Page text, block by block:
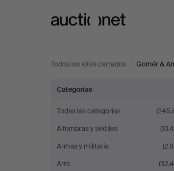
Todos los lotes cerrados / Gomér &
Todos
los
lotes
de
Categorías
Todas las categorías
Alfombras y textiles
Armas y militaria
Arte